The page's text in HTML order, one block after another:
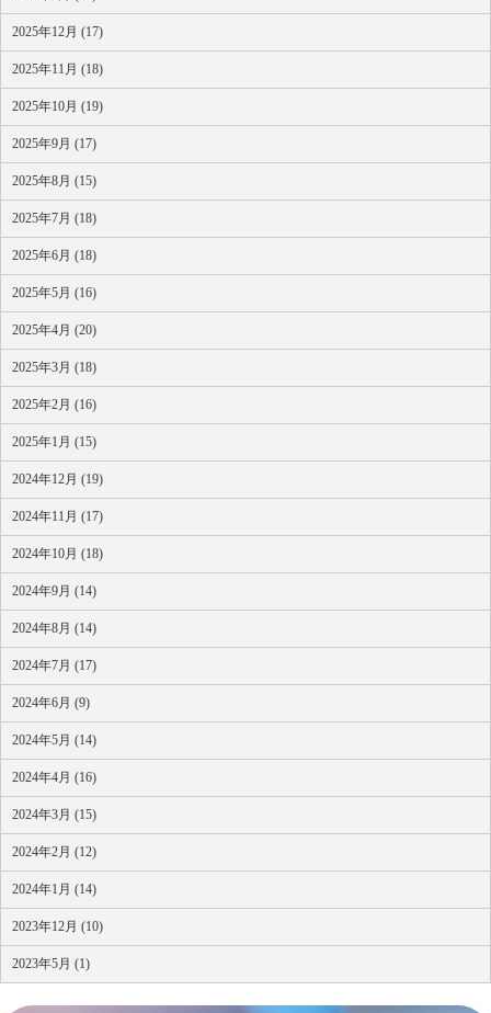
2025年12月 (17)
2025年11月 (18)
2025年10月 (19)
2025年9月 (17)
2025年8月 (15)
2025年7月 (18)
2025年6月 (18)
2025年5月 (16)
2025年4月 (20)
2025年3月 (18)
2025年2月 (16)
2025年1月 (15)
2024年12月 (19)
2024年11月 (17)
2024年10月 (18)
2024年9月 (14)
2024年8月 (14)
2024年7月 (17)
2024年6月 (9)
2024年5月 (14)
2024年4月 (16)
2024年3月 (15)
2024年2月 (12)
2024年1月 (14)
2023年12月 (10)
2023年5月 (1)